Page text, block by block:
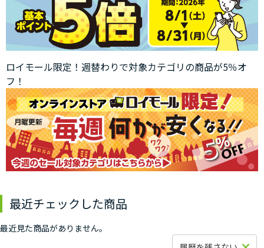
ロイモール限定！週替わりで対象カテゴリの商品が5％オ
フ！
最近チェックした商品
最近見た商品がありません。